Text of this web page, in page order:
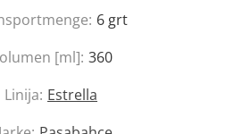
6 grt
[ml]: 360
Linija: Estrella